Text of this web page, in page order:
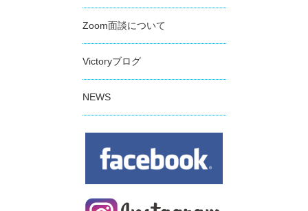
Zoom面談について
Victoryブログ
NEWS